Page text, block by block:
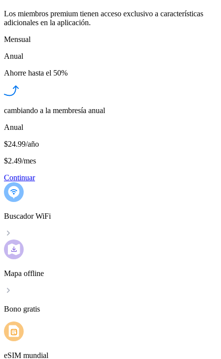
Los miembros premium tienen acceso exclusivo a características
adicionales en la aplicación.
Mensual
Anual
Ahorre hasta el 50%
cambiando a la membresía anual
Anual
$24.99/año
$2.49/mes
Continuar
Buscador WiFi
Mapa offline
Bono gratis
eSIM mundial